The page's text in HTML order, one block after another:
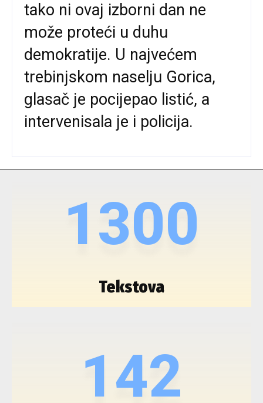
tako ni ovaj izborni dan ne
može proteći u duhu
demokratije. U najvećem
trebinjskom naselju Gorica,
glasač je pocijepao listić, a
intervenisala je i policija.
1300
Tekstova
142